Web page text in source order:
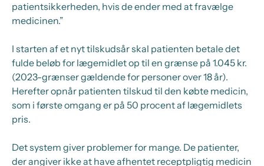
patientsikkerheden, hvis de ender med at fravælge
medicinen.”
I starten af et nyt tilskudsår skal patienten betale det
fulde beløb for lægemidlet op til en grænse på 1.045 kr.
(2023-grænser gældende for personer over 18 år).
Herefter opnår patienten tilskud til den købte medicin,
som i første omgang er på 50 procent af lægemidlets
pris.
Det system giver problemer for mange. De patienter,
der angiver ikke at have afhentet receptpligtig medicin